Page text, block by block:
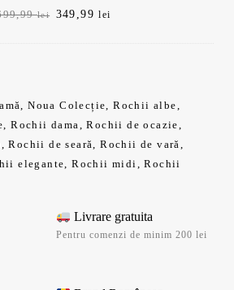
lei
Prețul
349,99lei
,Noua Colecție,Rochii albe,
,Rochii dama,Rochii de ocazie,
,Rochii de seară,Rochii de vară,
elegante,Rochii midi,Rochii
Livrare gratuita
Pentru comenzi de minim 200 lei